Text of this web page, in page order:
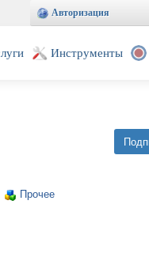
Авторизация
Инструменты
Прочее